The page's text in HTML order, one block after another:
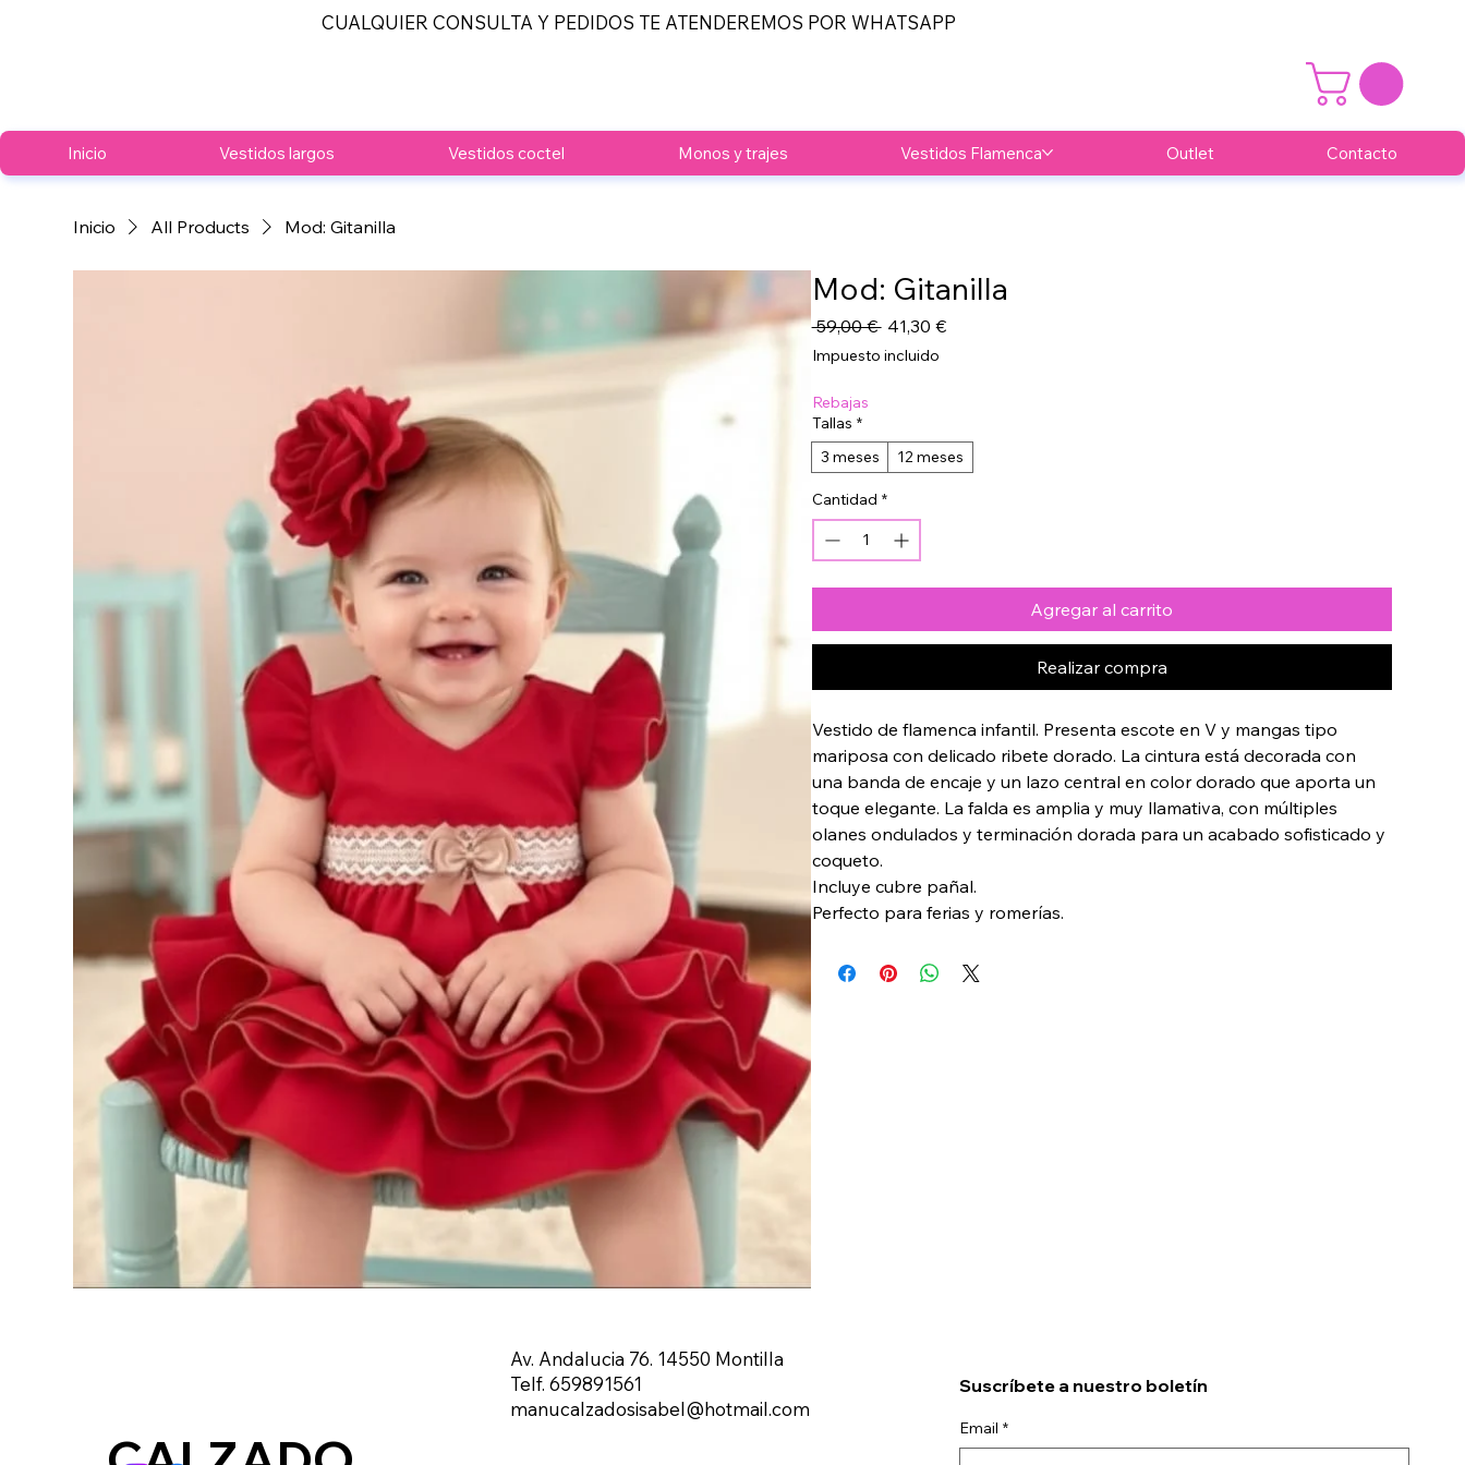
CUALQUIER CONSULTA Y PEDIDOS TE ATENDEREMOS POR WHATSAPP
Inicio Vestidos largos Vestidos coctel Monos y trajes Vestidos Flamenca Outlet Contacto
Inicio All Products Mod: Gitanilla
Mod: Gitanilla
59,00 € Precio
41,30 €Precio
Impuesto incluido
Rebajas
Tallas *
3 meses
12 meses
Cantidad *
Agregar al carrito
Realizar compra
Vestido de flamenca infantil. Presenta escote en V y mangas tipo
mariposa con delicado ribete dorado. La cintura está decorada con
una banda de encaje y un lazo central en color dorado que aporta un
toque elegante. La falda es amplia y muy llamativa, con múltiples
olanes ondulados y terminación dorada para un acabado sofisticado y
coqueto.
Incluye cubre pañal.
Perfecto para ferias y romerías.
Av. Andalucia 76. 14550 Montilla
Telf. 659891561
manucalzadosisabel@hotmail.com
Suscríbete a nuestro boletín
Email *